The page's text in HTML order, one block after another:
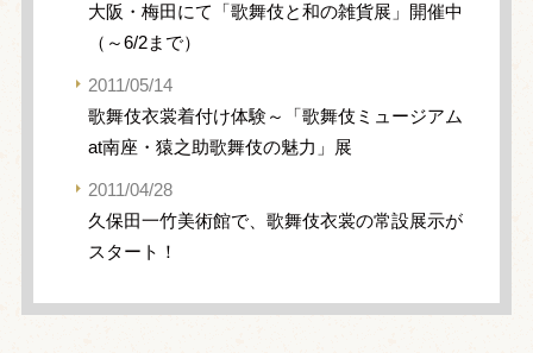
大阪・梅田にて「歌舞伎と和の雑貨展」開催中
（～6/2まで）
2011/05/14
歌舞伎衣裳着付け体験～「歌舞伎ミュージアム
at南座・猿之助歌舞伎の魅力」展
2011/04/28
久保田一竹美術館で、歌舞伎衣裳の常設展示が
スタート！